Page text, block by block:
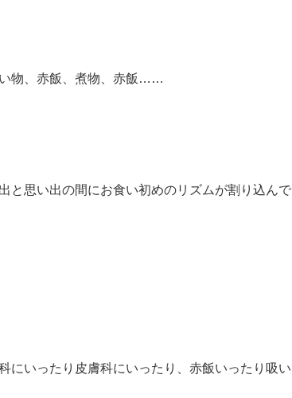
物、赤飯、煮物、赤飯……
と思い出の間にお食い初めのリズムが割り込んで
いったり皮膚科にいったり、赤飯いったり吸い